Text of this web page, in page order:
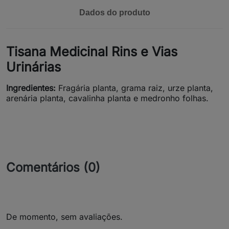
Dados do produto
Tisana Medicinal Rins e Vias
Urinárias
Ingredientes: Fragária planta, grama raiz, urze planta,
arenária planta, cavalinha planta e medronho folhas.
Comentários (0)
De momento, sem avaliações.